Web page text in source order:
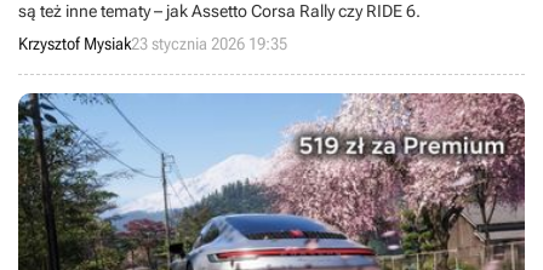
są też inne tematy – jak Assetto Corsa Rally czy RIDE 6.
Krzysztof Mysiak23 stycznia 2026 19:35